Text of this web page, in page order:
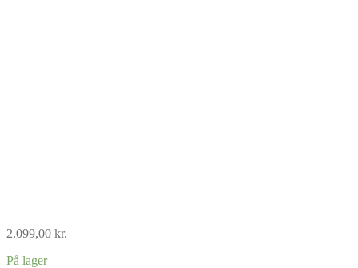
2.099,00 kr.
På lager